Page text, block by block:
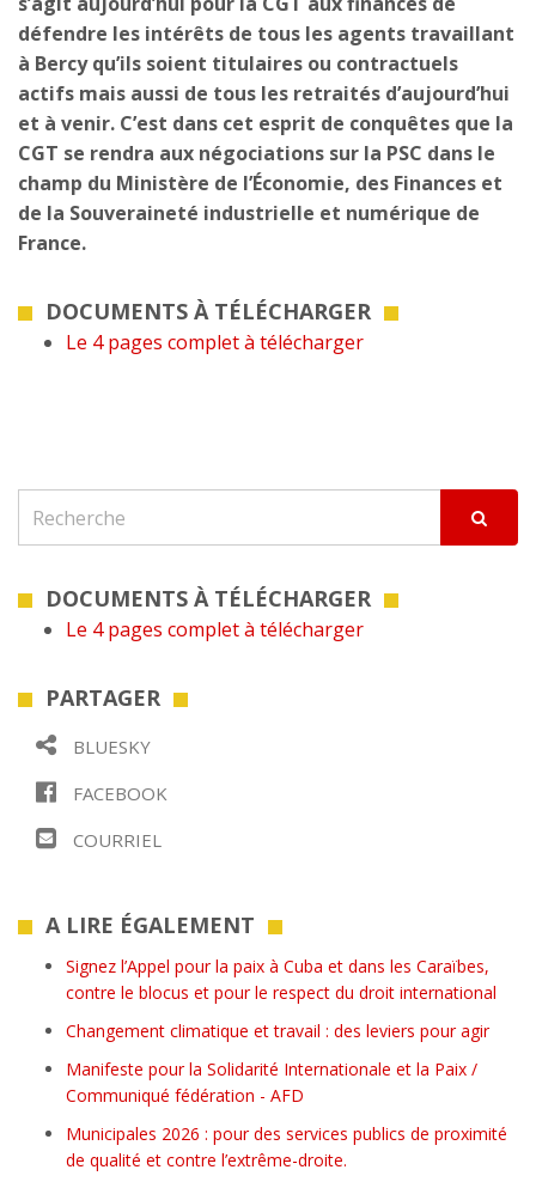
défendre les intérêts de tous les agents travaillant
à Bercy qu’ils soient titulaires ou contractuels
actifs mais aussi de tous les retraités d’aujourd’hui
et à venir. C’est dans cet esprit de conquêtes que la
CGT se rendra aux négociations sur la PSC dans le
champ du Ministère de l’Économie, des Finances et
de la Souveraineté industrielle et numérique de
France.
DOCUMENTS À TÉLÉCHARGER
Le 4 pages complet à télécharger
DOCUMENTS À TÉLÉCHARGER
Le 4 pages complet à télécharger
PARTAGER
BLUESKY
FACEBOOK
COURRIEL
A LIRE ÉGALEMENT
Signez l’Appel pour la paix à Cuba et dans les Caraïbes,
contre le blocus et pour le respect du droit international
Changement climatique et travail : des leviers pour agir
Manifeste pour la Solidarité Internationale et la Paix /
Communiqué fédération - AFD
Municipales 2026 : pour des services publics de proximité
de qualité et contre l’extrême-droite.